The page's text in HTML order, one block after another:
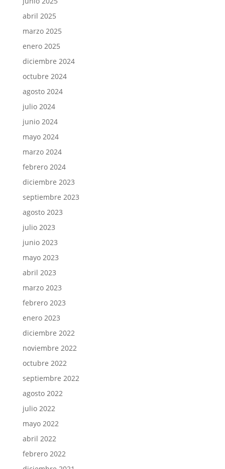
abril 2025
marzo 2025
enero 2025
diciembre 2024
octubre 2024
agosto 2024
julio 2024
junio 2024
mayo 2024
marzo 2024
febrero 2024
diciembre 2023
septiembre 2023
agosto 2023
julio 2023
junio 2023
mayo 2023
abril 2023
marzo 2023
febrero 2023
enero 2023
diciembre 2022
noviembre 2022
octubre 2022
septiembre 2022
agosto 2022
julio 2022
mayo 2022
abril 2022
febrero 2022